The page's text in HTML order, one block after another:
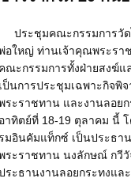
ประชุมคณะกรรมการวั
อใหญ่ ท่านเจ้าคุณพระรา
คณะกรรมการทั้งฝ่ายสงฆ์
เป็นการประชุมเฉพาะกิจพิ
ระราชทาน และงานลอย
อาทิตย์ที่ 18-19 ตุลาคม นี้
มอินคัมแท็กซ์ เป็นประธา
ระราชทาน นงลักษณ์ กวี
ระธานงานลอยกระทงแล